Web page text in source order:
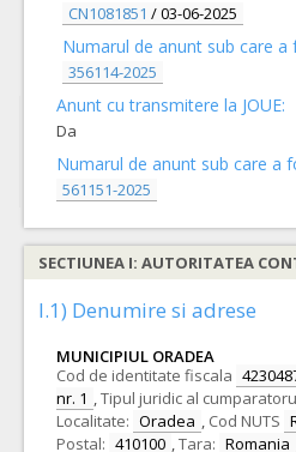
CN1081851 /03-06-2025
Numarul de anunt sub care a
356114-2025
Anunt cu transmitere la JOUE:
Da
Numarul de anunt sub care a
561151-2025
SECTIUNEA I: AUTORITATEA
I.1) Denumire si adrese
MUNICIPIUL ORADEA
Cod de identitate fiscala
nr. 1 ,Tipul juridic al
Localitate: Oradea , Cod NUTS
Postal: 410100 ,Tara: Romania